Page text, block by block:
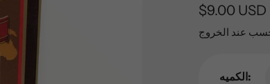
السعر
العادي
$9.00 USD
عند الخروج
الكميه: